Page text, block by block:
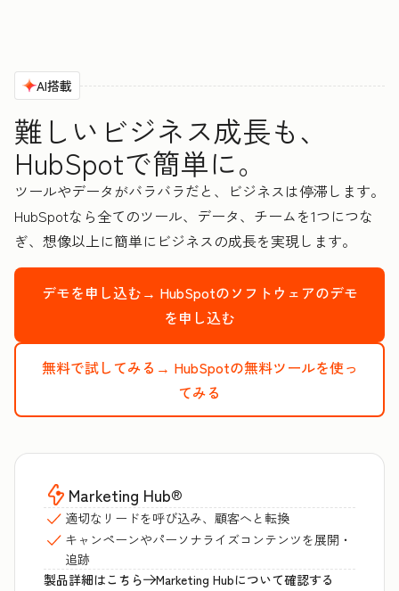
AI搭載
難しいビジネス成長も、
HubSpotで簡単に。
ツールやデータがバラバラだと、ビジネスは停滞します。
HubSpotなら全てのツール、データ、チームを1つにつな
ぎ、想像以上に簡単にビジネスの成長を実現します。
デモを申し込む→ HubSpotのソフトウェアのデモ
を申し込む
無料で試してみる→ HubSpotの無料ツールを使っ
てみる
Marketing Hub®
適切なリードを呼び込み、顧客へと転換
キャンペーンやパーソナライズコンテンツを展開・
追跡
製品詳細はこちら
Marketing Hubについて確認する